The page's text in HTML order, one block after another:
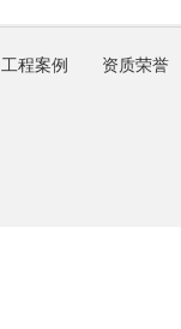
工程案例 资质荣誉